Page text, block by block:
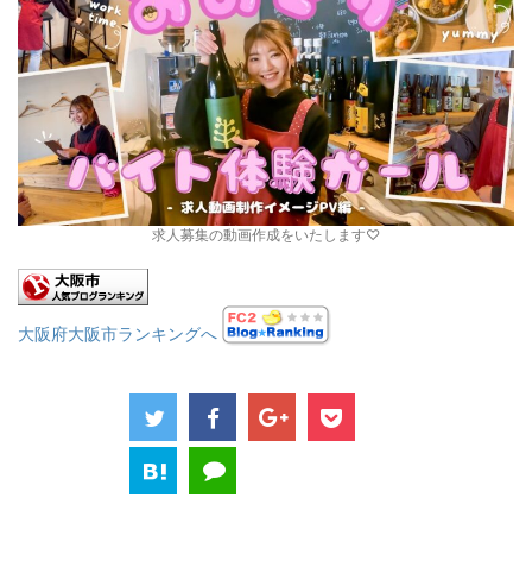
求人募集の動画作成をいたします♡
大阪府大阪市ランキングへ